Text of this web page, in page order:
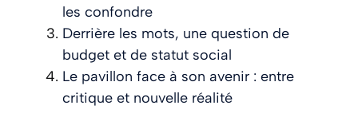
les confondre
Derrière les mots, une question de
budget et de statut social
Le pavillon face à son avenir : entre
critique et nouvelle réalité